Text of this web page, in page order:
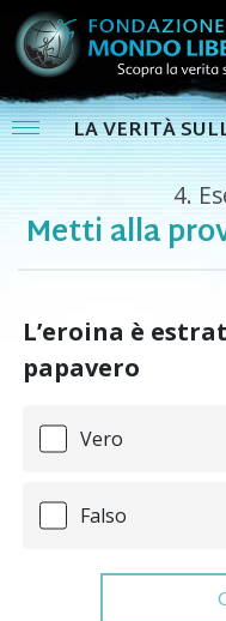
LA VERITÀ
4.
Metti alla
L’eroina è
papavero
Vero
Falso